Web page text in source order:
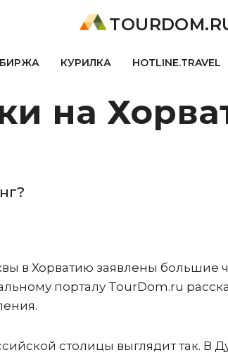
БИРЖА КУРИЛКА HOTLINE.TRAVEL
на
в Хорватию заявлены большие
порталу TourDom.ru
столицы выглядит так. В